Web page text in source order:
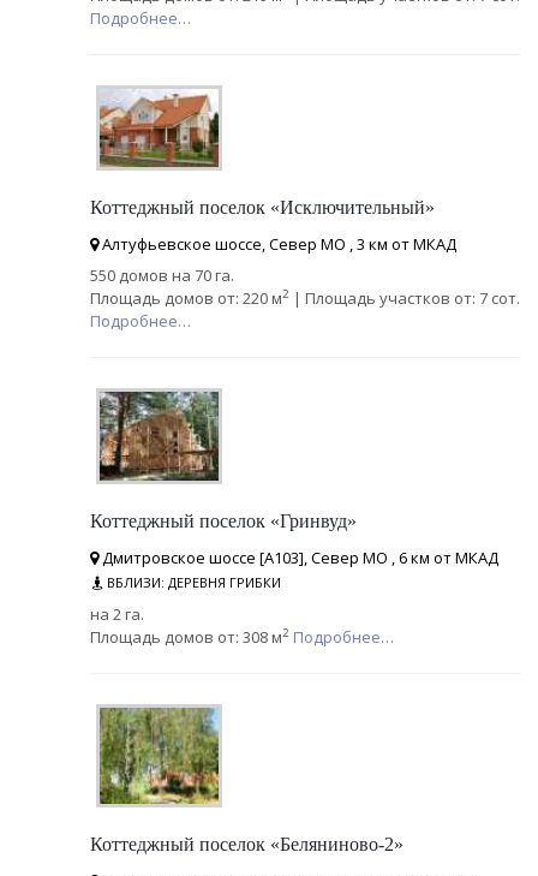
Подробнее…
Коттеджный поселок «Исключительный»
Алтуфьевское шоссе, Север МО , 3 км от МКАД
550 домов на 70 га.
Площадь домов от: 220 м2 | Площадь участков от: 7 сот.
Подробнее…
Коттеджный поселок «Гринвуд»
Дмитровское шоссе [А103], Север МО , 6 км от МКАД
ВБЛИЗИ: ДЕРЕВНЯ ГРИБКИ
на 2 га.
Площадь домов от: 308 м2 Подробнее…
Коттеджный поселок «Беляниново-2»